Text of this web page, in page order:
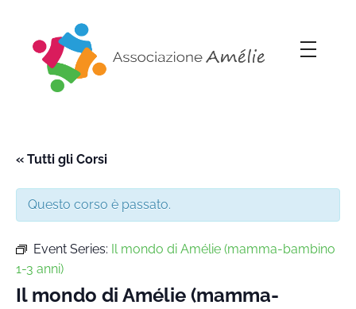
« Tutti gli Corsi
Questo corso è passato.
Event Series: Il mondo di Amélie (mamma-bambino
1-3 anni)
Il mondo di Amélie (mamma-